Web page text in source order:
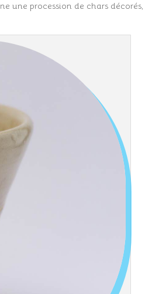
une procession de chars décorés,